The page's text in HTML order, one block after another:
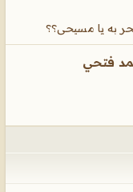
فتحي